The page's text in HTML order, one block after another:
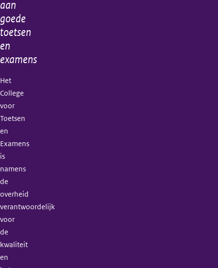
aan
goede
toetsen
en
examens
Het
College
voor
Toetsen
en
Examens
is
namens
de
overheid
verantwoordelijk
voor
de
kwaliteit
en